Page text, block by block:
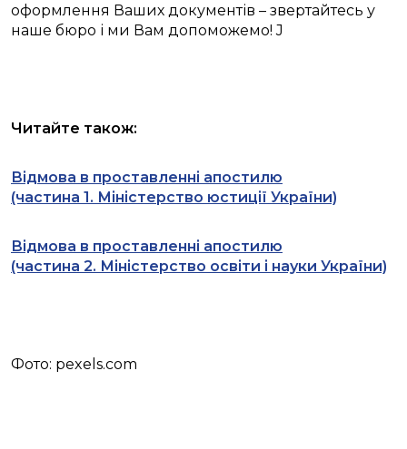
оформлення Ваших документів – звертайтесь у
наше бюро і ми Вам допоможемо! J
Читайте також:
Відмова в проставленні апостилю
(частина 1. Міністерство юстиції України)
Відмова в проставленні апостилю
(частина 2. Міністерство освіти і науки України)
Фото: pexels.com